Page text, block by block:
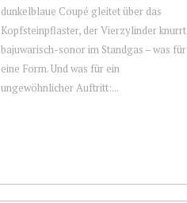
dunkelblaue Coupé gleitet über das
Kopfsteinpflaster, der Vierzylinder knurrt
bajuwarisch-sonor im Standgas – was für
eine Form. Und was für ein
ungewöhnlicher Auftritt:...